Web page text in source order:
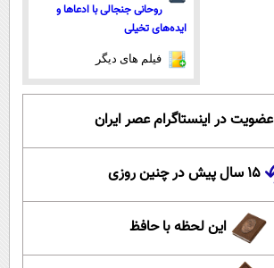
روحانی جنجالی با ادعاها و
ایده‌های تخیلی
فیلم های دیگر
عضویت در اینستاگرام عصر ایران
۱۵ سال پیش در چنین روزی
این لحظه با حافظ